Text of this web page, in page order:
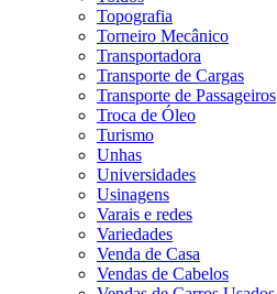
Topografia
Torneiro Mecânico
Transportadora
Transporte de Cargas
Transporte de Passageiros
Troca de Óleo
Turismo
Unhas
Universidades
Usinagens
Varais e redes
Variedades
Venda de Casa
Vendas de Cabelos